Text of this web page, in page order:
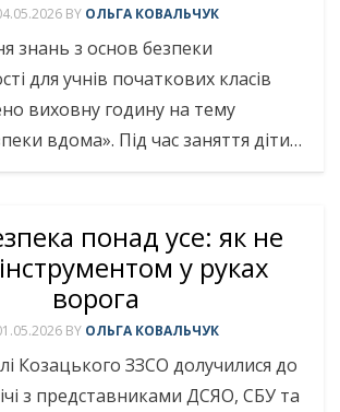
BY ОЛЬГА КОВАЛЬЧУК
знань з основ безпеки
для учнів початкових класів
виховну годину на тему
вдома». Під час заняття діти…
понад усе: як не
у руках
ворога
BY ОЛЬГА КОВАЛЬЧУК
Козацького ЗЗСО долучилися до
з представниками ДСЯО, СБУ та